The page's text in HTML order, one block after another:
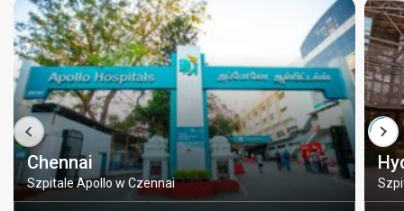
Chennai
Szpitale Apollo w Czennai